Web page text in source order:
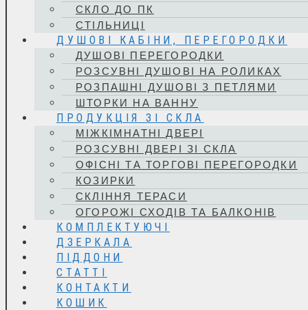
СКЛО ДО ПК
СТІЛЬНИЦІ
ДУШОВІ КАБІНИ, ПЕРЕГОРОДКИ
ДУШОВІ ПЕРЕГОРОДКИ
РОЗСУВНІ ДУШОВІ НА РОЛИКАХ
РОЗПАШНІ ДУШОВІ З ПЕТЛЯМИ
ШТОРКИ НА ВАННУ
ПРОДУКЦІЯ ЗІ СКЛА
МІЖКІМНАТНІ ДВЕРІ
РОЗСУВНІ ДВЕРІ ЗІ СКЛА
ОФІСНІ ТА ТОРГОВІ ПЕРЕГОРОДКИ
КОЗИРКИ
СКЛІННЯ ТЕРАСИ
ОГОРОЖІ СХОДІВ ТА БАЛКОНІВ
КОМПЛЕКТУЮЧІ
ДЗЕРКАЛА
ПІДДОНИ
СТАТТІ
КОНТАКТИ
КОШИК